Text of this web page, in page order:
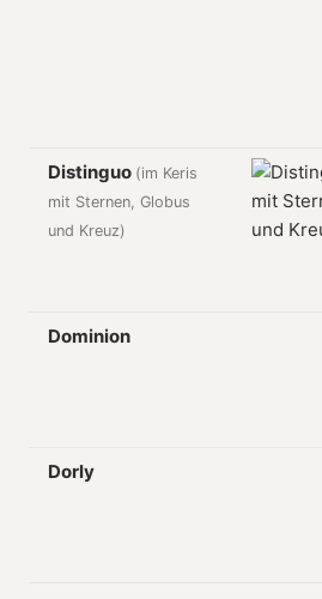
Distinguo (im Keris
mit Sternen, Globus
und Kreuz)
Dominion
Dorly